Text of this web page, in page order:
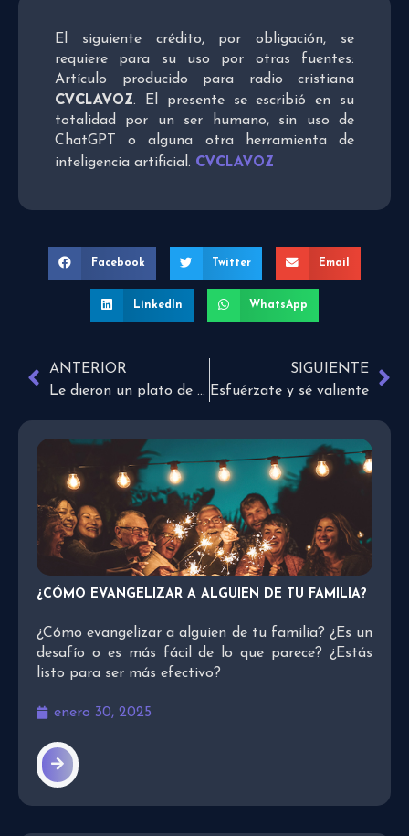
El siguiente crédito, por obligación, se
requiere para su uso por otras fuentes:
Artículo producido para radio cristiana
CVCLAVOZ. El presente se escribió en su
totalidad por un ser humano, sin uso de
ChatGPT o alguna otra herramienta de
inteligencia artificial. CVCLAVOZ
Facebook Twitter Email
LinkedIn WhatsApp
ANTERIOR
Le dieron un plato de comida, fue allí cuando entendió cuánto amaba a su madre
SIGUIENTE
Esfuérzate y sé valiente
¿CÓMO EVANGELIZAR A ALGUIEN DE TU FAMILIA?
¿Cómo evangelizar a alguien de tu familia? ¿Es un
desafío o es más fácil de lo que parece? ¿Estás
listo para ser más efectivo?
enero 30, 2025